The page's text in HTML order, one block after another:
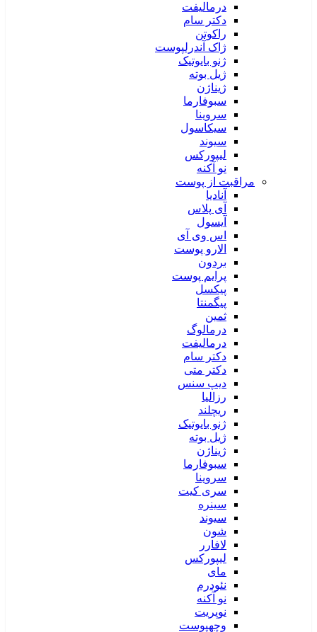
درمالیفت
دکتر سام
راکوتن
ژاک آندرلپوست
ژنو بایوتیک
ژیل بوته
ژیناژن
سبوفارما
سروینا
سیکاسول
سیوند
لیپورکس
نو آکنه
مراقبت از پوست
آنادیا
آی پلاس
آیسول
اس وی آی
الارو پوست
بردون
پرایم پوست
پیکسل
پیگمنتا
ثمین
درمالوگ
درمالیفت
دکتر سام
دکتر متی
دیپ سنس
رزالیا
ریچلند
ژنو بایوتیک
ژیل بوته
ژیناژن
سبوفارما
سروینا
سری کیت
سینره
سیوند
شون
لافارر
لیپورکس
مای
نئودرم
نو آکنه
نوپریت
وچهپوست